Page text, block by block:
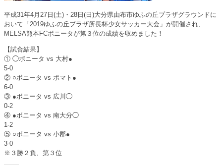
平成31年4月27日(土)・28日(日)大分県由布市ゆふの丘プラザグラウンドに
おいて「2019ゆふの丘プラザ所長杯少女サッカー大会」が開催され、
MELSA熊本FCボニータが第３位の成績を収めました！
【試合結果】
① ◯ボニータ vs 大村●
5-0
② ○ボニータ vs ポマト●
6-0
③ ●ボニータ vs 広川◯
0-2
④ ●ボニータ vs 南大分◯
1-2
⑤ ○ボニータ vs 小郡●
3-0
※３勝２負、第３位